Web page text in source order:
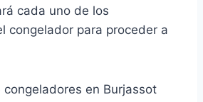
cada uno de los
congelador para proceder a